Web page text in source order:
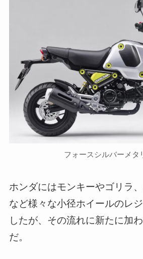
フォースシルバーメタ
ホンダにはモンキーやゴリラ
など様々な小径ホイールのレ
したが、その流れに新たに加
だ。